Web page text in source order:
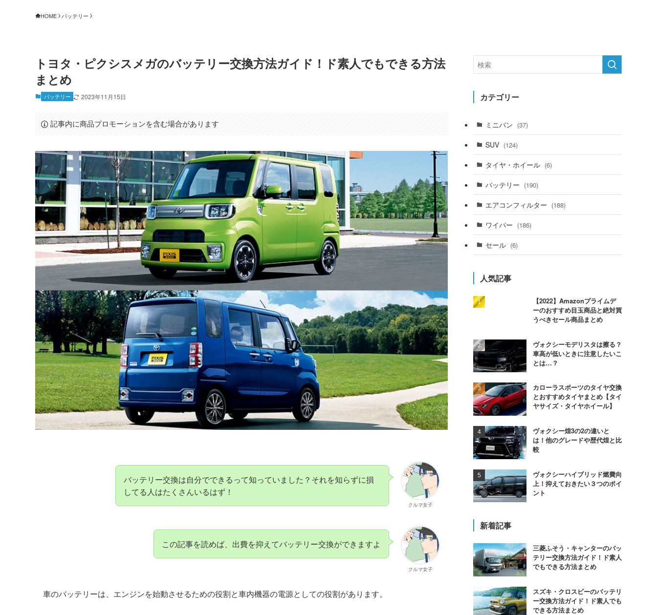
HOME バッテリー
トヨタ・ピクシスメガのバッテリー交換方法ガイド！ド素人でもできる方法
まとめ
バッテリー 2023年11月15日
記事内に商品プロモーションを含む場合があります
クルマ女子
バッテリー交換は自分でできるって知っていました？それを知らずに損
してる人はたくさんいるはず！
クルマ女子
この記事を読めば、出費を抑えてバッテリー交換ができますよ
車のバッテリーは、エンジンを始動させるための役割と車内機器の電源としての役割があります。
カテゴリー
ミニバン (37)
SUV (124)
タイヤ・ホイール (6)
バッテリー (190)
エアコンフィルター (188)
ワイパー (186)
セール (6)
人気記事
【2022】Amazonプライムデ
ーのおすすめ目玉商品と絶対買
うべきセール商品まとめ
ヴォクシーモデリスタは擦る？
車高が低いときに注意したいこ
とは…？
カローラスポーツのタイヤ交換
とおすすめタイヤまとめ【タイ
ヤサイズ・タイヤホイール】
ヴォクシー煌3の2の違いと
は！他のグレードや歴代煌と比
較
ヴォクシーハイブリッド燃費向
上！抑えておきたい３つのポイ
ント
新着記事
三菱ふそう・キャンターのバッ
テリー交換方法ガイド！ド素人
でもできる方法まとめ
スズキ・クロスビーのバッテリ
ー交換方法ガイド！ド素人でも
できる方法まとめ